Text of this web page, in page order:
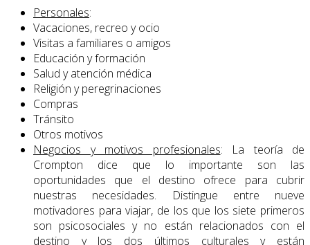
Personales:
Vacaciones, recreo y ocio
Visitas a familiares o amigos
Educación y formación
Salud y atención médica
Religión y peregrinaciones
Compras
Tránsito
Otros motivos
Negocios y motivos profesionales: La teoría de
Crompton dice que lo importan­te son las
oportunidades que el destino ofrece para cubrir
nuestras necesidades. Distingue entre nueve
motivadores para viajar, de los que los siete primeros
son psicosociales y no están relacionados con el
destino y los dos últimos culturales y están